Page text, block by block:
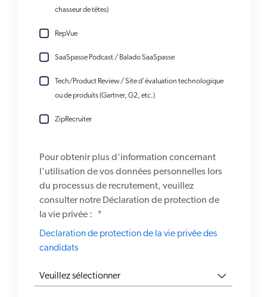
chasseur de têtes)
RepVue
SaaSpasse Podcast / Balado SaaSpasse
Tech/Product Review / Site d'évaluation technologique
ou de produits (Gartner, G2, etc.)
ZipRecruiter
Pour obtenir plus d'information concernant
l'utilisation de vos données personnelles lors
du processus de recrutement, veuillez
consulter notre Déclaration de protection de
la vie privée :
*
Declaration de protection de la vie privée des
candidats